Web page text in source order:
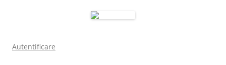
Autentificare